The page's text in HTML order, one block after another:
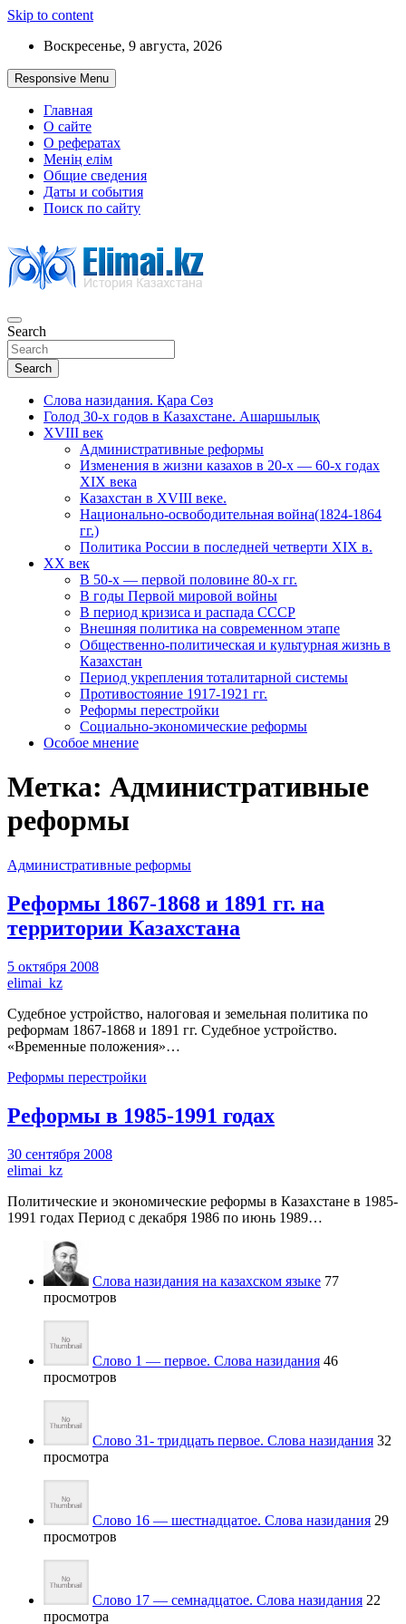
Skip to content
Воскресенье, 9 августа, 2026
Responsive Menu
Главная
О сайте
О рефератах
Менің елім
Общие сведения
Даты и события
Поиск по сайту
История Казахстана
Search
Search
Слова назидания. Қара Сөз
Голод 30-х годов в Казахстане. Ашаршылық
XVIII век
Административные реформы
Изменения в жизни казахов в 20-х — 60-х годах
XIX века
Казахстан в XVIII веке.
Национально-освободительная война(1824-1864
гг.)
Политика России в последней четверти XIX в.
XX век
В 50-х — первой половине 80-х гг.
В годы Первой мировой войны
В период кризиса и распада СССР
Внешняя политика на современном этапе
Общественно-политическая и культурная жизнь в
Казахстан
Период укрепления тоталитарной системы
Противостояние 1917-1921 гг.
Реформы перестройки
Социально-экономические реформы
Особое мнение
Метка: Административные
реформы
Административные реформы
Реформы 1867-1868 и 1891 гг. на
территории Казахстана
5 октября 2008
elimai_kz
Судебное устройство, налоговая и земельная политика по
реформам 1867-1868 и 1891 гг. Судебное устройство.
«Временные положения»…
Реформы перестройки
Реформы в 1985-1991 годах
30 сентября 2008
elimai_kz
Политические и экономические реформы в Казахстане в 1985-
1991 годах Период с декабря 1986 по июнь 1989…
Слова назидания на казахском языке 77
просмотров
Слово 1 — первое. Слова назидания 46
просмотров
Слово 31- тридцать первое. Слова назидания 32
просмотра
Слово 16 — шестнадцатое. Слова назидания 29
просмотров
Слово 17 — семнадцатое. Слова назидания 22
просмотра